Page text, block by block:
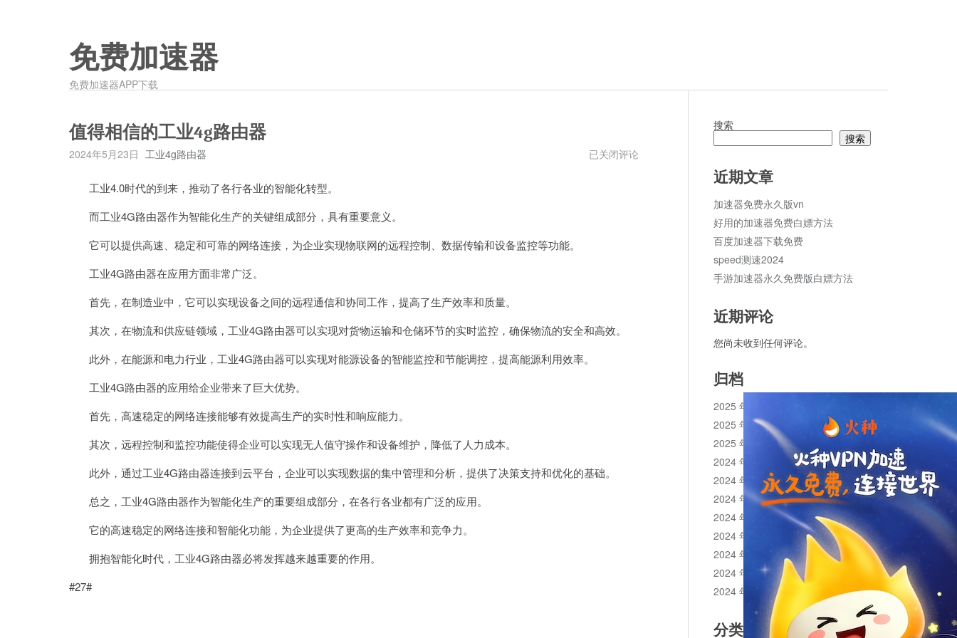
免费加速器
免费加速器APP下载
值得相信的工业4g路由器
2024年5月23日 工业4g路由器
值
已关闭评论
工业4.0时代的到来，推动了各行各业的智能化转型。
而工业4G路由器作为智能化生产的关键组成部分，具有重要意义。
它可以提供高速、稳定和可靠的网络连接，为企业实现物联网的远程控制、数据传输和设备监控等功能。
工业4G路由器在应用方面非常广泛。
首先，在制造业中，它可以实现设备之间的远程通信和协同工作，提高了生产效率和质量。
其次，在物流和供应链领域，工业4G路由器可以实现对货物运输和仓储环节的实时监控，确保物流的安全和高效。
此外，在能源和电力行业，工业4G路由器可以实现对能源设备的智能监控和节能调控，提高能源利用效率。
工业4G路由器的应用给企业带来了巨大优势。
首先，高速稳定的网络连接能够有效提高生产的实时性和响应能力。
其次，远程控制和监控功能使得企业可以实现无人值守操作和设备维护，降低了人力成本。
此外，通过工业4G路由器连接到云平台，企业可以实现数据的集中管理和分析，提供了决策支持和优化的基础。
总之，工业4G路由器作为智能化生产的重要组成部分，在各行各业都有广泛的应用。
它的高速稳定的网络连接和智能化功能，为企业提供了更高的生产效率和竞争力。
拥抱智能化时代，工业4G路由器必将发挥越来越重要的作用。
#27#
搜索
搜索
近期文章
加速器免费永久版vn
好用的加速器免费白嫖方法
百度加速器下载免费
speed测速2024
手游加速器永久免费版白嫖方法
近期评论
您尚未收到任何评论。
归档
2025 年 11 月
2025 年 10 月
2025 年 1 月
2024 年 12 月
2024 年 11 月
2024 年 10 月
2024 年 9 月
2024 年 8 月
2024 年 7 月
2024 年 6 月
2024 年 5 月
分类目录